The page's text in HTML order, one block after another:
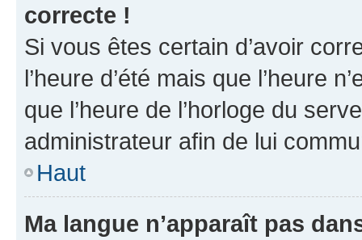
correcte !
Si vous êtes certain d’avoir
l’heure d’été mais que l’heure
que l’heure de l’horloge du
administrateur afin de lui
Haut
Ma langue n’apparaît pas